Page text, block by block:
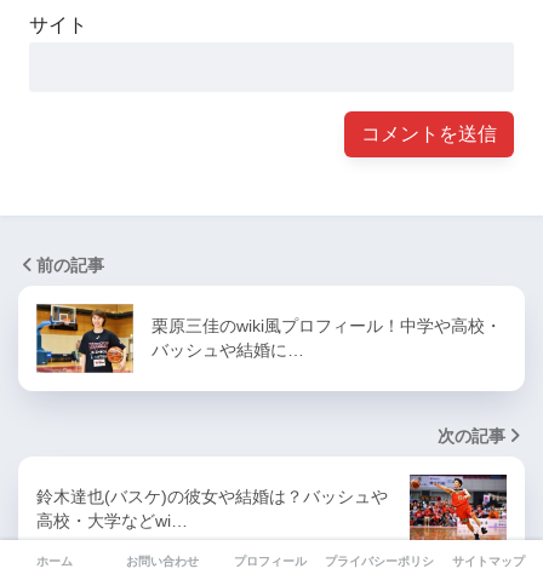
サイト
前の記事
栗原三佳のwiki風プロフィール！中学や高校・
バッシュや結婚に…
次の記事
鈴木達也(バスケ)の彼女や結婚は？バッシュや
高校・大学などwi…
ホーム お問い合わせ プロフィール プライバシーポリシー サイトマップ